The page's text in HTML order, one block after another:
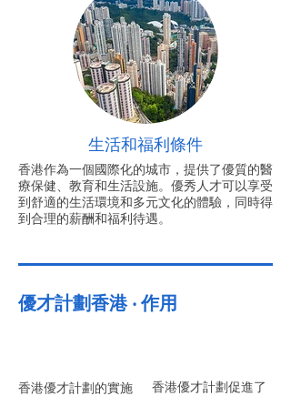
生活和福利條件
香港作為一個國際化的城市，提供了優質的醫
療保健、教育和生活設施。優秀人才可以享受
到舒適的生活環境和多元文化的體驗，同時得
到合理的薪酬和福利待遇。
優才計劃香港‧ 作用
香港優才計劃的實施
香港優才計劃促進了